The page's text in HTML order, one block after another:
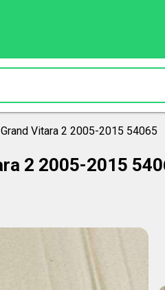
Vitara 2 2005-2015 54065
2 2005-2015